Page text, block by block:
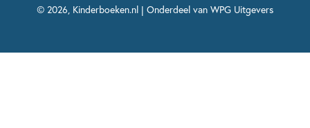
Maxi & Helium
Voor het onderwijs
© 2026, Kinderboeken.nl | Onderdeel van WPG Uitgevers